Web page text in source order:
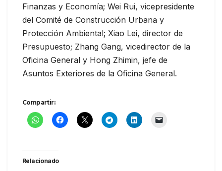
Finanzas y Economía; Wei Rui, vicepresidente
del Comité de Construcción Urbana y
Protección Ambiental; Xiao Lei, director de
Presupuesto; Zhang Gang, vicedirector de la
Oficina General y Hong Zhimin, jefe de
Asuntos Exteriores de la Oficina General.
Compartir:
Relacionado